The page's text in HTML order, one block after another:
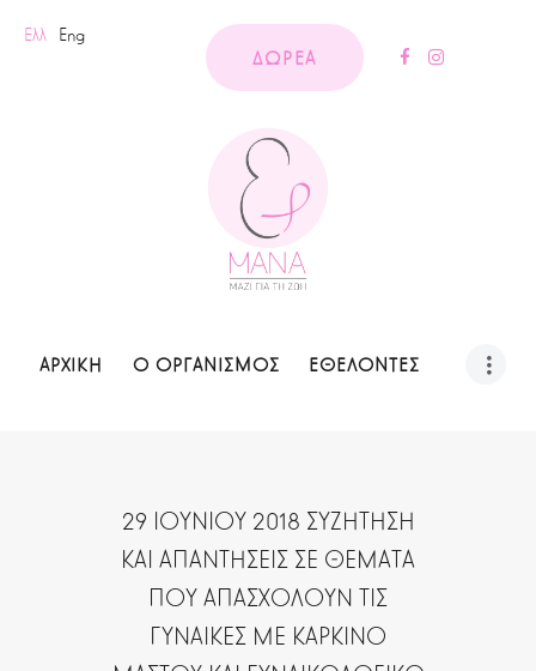
Ελλ Eng
ΔΩΡΕΑ
ΑΡΧΙΚΗ Ο ΟΡΓΑΝΙΣΜΟΣ ΕΘΕΛΟΝΤΕΣ
29 ΙΟΥΝΙΟΥ 2018 ΣΥΖΗΤΗΣΗ
ΚΑΙ ΑΠΑΝΤΗΣΕΙΣ ΣΕ ΘΕΜΑΤΑ
ΠΟΥ ΑΠΑΣΧΟΛΟΥΝ ΤΙΣ
ΓΥΝΑΙΚΕΣ ΜΕ ΚΑΡΚΙΝΟ